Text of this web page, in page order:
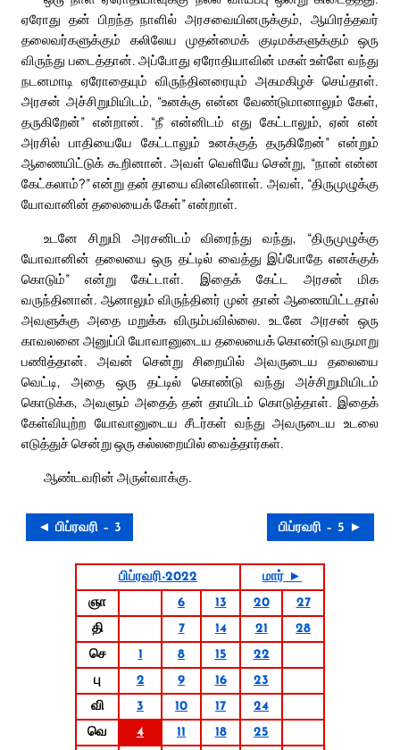
ஏரோது தன் பிறந்த நாளில் அரசவையினருக்கும், ஆயிரத்தவர்
தலைவர்களுக்கும் கலிலேய முதன்மைக் குடிமக்களுக்கும் ஒரு
விருந்து படைத்தான். அப்போது ஏரோதியாவின் மகள் உள்ளே வந்து
நடனமாடி ஏரோதையும் விருந்தினரையும் அகமகிழச் செய்தாள்.
அரசன் அச்சிறுமியிடம், “உனக்கு என்ன வேண்டுமானாலும் கேள்,
தருகிறேன்” என்றான். “நீ என்னிடம் எது கேட்டாலும், ஏன் என்
அரசில் பாதியையே கேட்டாலும் உனக்குத் தருகிறேன்” என்றும்
ஆணையிட்டுக் கூறினான். அவள் வெளியே சென்று, “நான் என்ன
கேட்கலாம்?” என்று தன் தாயை வினவினாள். அவள், “திருமுழுக்கு
யோவானின் தலையைக் கேள்” என்றாள்.
உடனே சிறுமி அரசனிடம் விரைந்து வந்து, “திருமுழுக்கு
யோவானின் தலையை ஒரு தட்டில் வைத்து இப்போதே எனக்குக்
கொடும்” என்று கேட்டாள். இதைக் கேட்ட அரசன் மிக
வருந்தினான். ஆனாலும் விருந்தினர் முன் தான் ஆணையிட்டதால்
அவளுக்கு அதை மறுக்க விரும்பவில்லை. உடனே அரசன் ஒரு
காவலனை அனுப்பி யோவானுடைய தலையைக் கொண்டு வருமாறு
பணித்தான். அவன் சென்று சிறையில் அவருடைய தலையை
வெட்டி, அதை ஒரு தட்டில் கொண்டு வந்து அச்சிறுமியிடம்
கொடுக்க, அவளும் அதைத் தன் தாயிடம் கொடுத்தாள். இதைக்
கேள்வியுற்ற யோவானுடைய சீடர்கள் வந்து அவருடைய உடலை
எடுத்துச் சென்று ஒரு கல்லறையில் வைத்தார்கள்.
ஆண்டவரின் அருள்வாக்கு.
◄ பிப்ரவரி – 3 பிப்ரவரி – 5 ►
பிப்ரவரி-2022
மார் ►
ஞா
6 13 20
27
தி
7 14 21
28
செ
1 8 15
22
பு
2 9 16
23
வி
3 10 17
24
வெ
4 11 18
25